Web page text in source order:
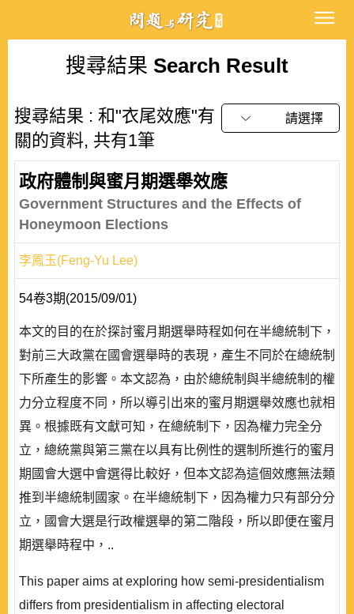
搜尋結果 Search Result
搜尋結果 : 和"衣尾效應"有
關的資料, 共有1筆
請選擇
政府體制與蜜月期選舉效應
Government Structures and the Effects of
Honeymoon Elections
李鳳玉(Feng-Yu Lee)
54卷3期(2015/09/01)
本文的目的在於探討蜜月期選舉時程如何在半總統制下，
對前三大政黨在國會選舉時的表現，產生不同於在總統制
下所產生的影響。本文認為，由於總統制與半總統制的權
力分立程度不同，所以導引出來的蜜月期選舉效應也就相
異。根據既有文獻可知，在總統制下，因為權力完全分
立，總統黨與第三黨在以具有比例性的選制所進行的蜜月
期國會大選中會選得比較好，但本文認為這個效應無法類
推到半總統制國家。在半總統制下，因為權力只有部分分
立，國會大選是行政權選舉的第二階段，所以即便在蜜月
期選舉時程中，..
This paper aims at exploring how semi-presidentialism
differs from presidentialism in affecting electoral